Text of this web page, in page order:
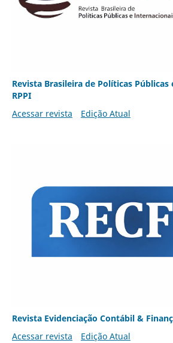
Revista Brasileira de Políticas
RPPI
Acessar revista
Edição Atual
Revista Evidenciação Contábil &
Acessar revista
Edição Atual